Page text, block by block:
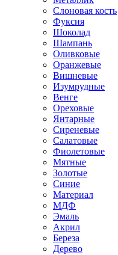
Слоновая кость
Фуксия
Шоколад
Шампань
Оливковые
Оранжевые
Вишневые
Изумрудные
Венге
Ореховые
Янтарные
Сиреневые
Салатовые
Фиолетовые
Мятные
Золотые
Синие
Материал
МДФ
Эмаль
Акрил
Береза
Дерево